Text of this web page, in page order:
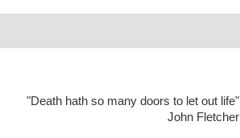
"Death hath so many doors to let out life"
John Fletcher